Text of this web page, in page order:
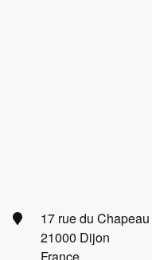
17 rue du
21000 Dijon
France